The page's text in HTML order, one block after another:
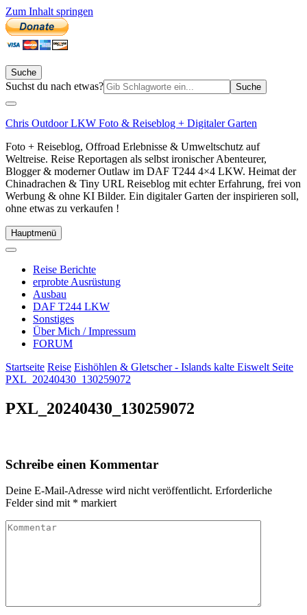
Zum Inhalt springen
Suche
Suchen
Suchst du nach etwas?
Chris Outdoor LKW Foto & Reiseblog + Digitaler Garten
Foto + Reiseblog, Offroad Erlebnisse & Umweltschutz auf
Weltreise. Reise Reportagen als selbst ironischer Abenteurer,
Blogger & moderner Outlaw im DAF T244 4×4 LKW. Heimat der
Chinadrachen & Tiny URL Reiseblog mit echter Erfahrung, frei von
Werbung & ohne KI Bilder. Ein digitaler Garten der inspirieren soll,
ohne etwas zu verkaufen !
Hauptmenü
Reise Berichte
erprobte Ausrüstung
Ausbau
DAF T244 LKW
Sonstiges
Über Mich / Impressum
FORUM
Startseite Reise Eishöhlen & Gletscher - Islands kalte Eiswelt Seite
PXL_20240430_130259072
PXL_20240430_130259072
Schreibe einen Kommentar
Deine E-Mail-Adresse wird nicht veröffentlicht. Erforderliche
Felder sind mit * markiert
Kommentar